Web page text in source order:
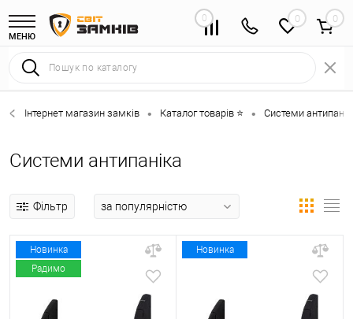
МЕНЮ
0 0
Інтернет магазин замків • Каталог товарів ⭐ • Системи
Системи антипаніка
Фільтр
Новинка
Радимо
Новинка